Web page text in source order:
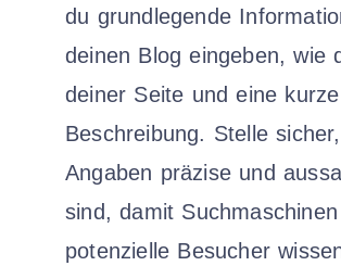
du grundlegende
deinen Blog eingeben, wie
deiner Seite und eine kurze
Beschreibung. Stelle
Angaben präzise und
sind, damit
potenzielle Besucher